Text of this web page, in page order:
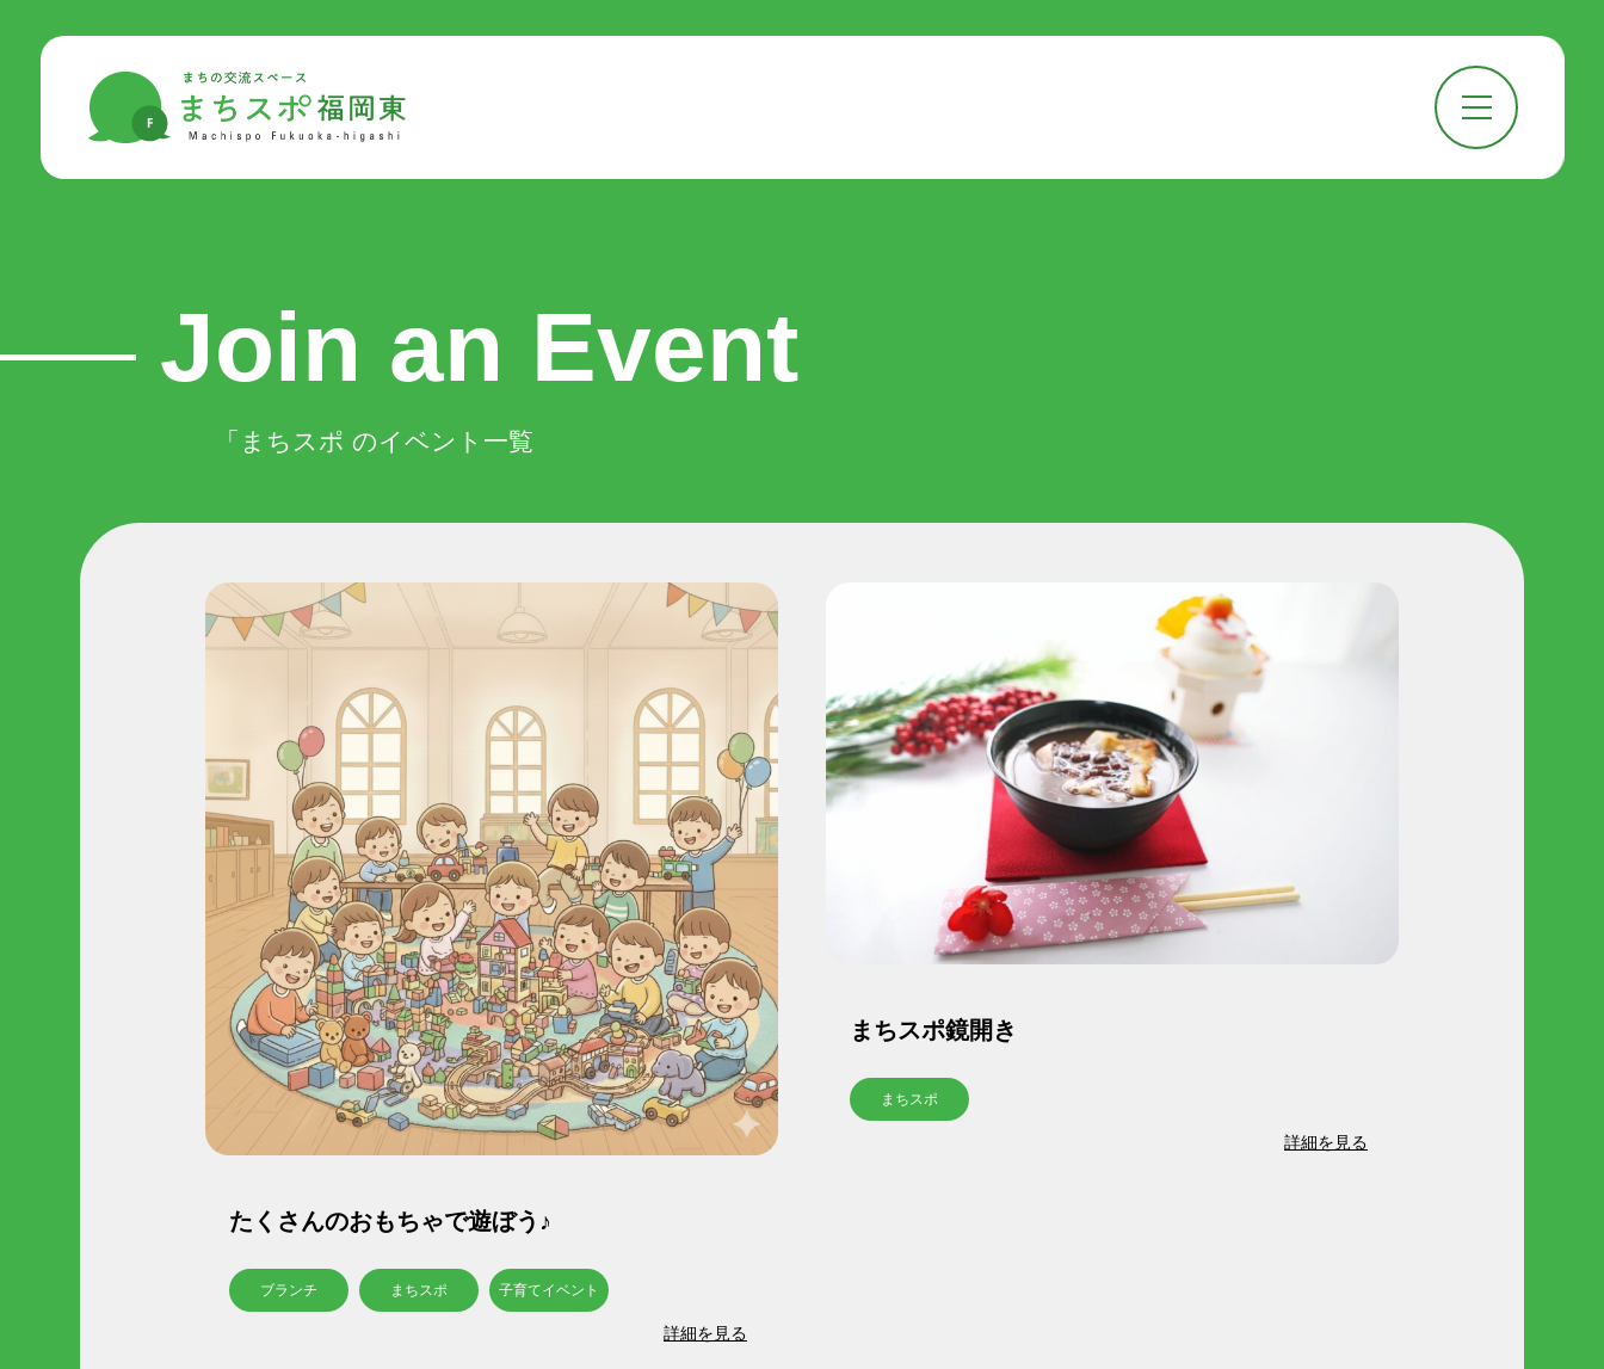
● まちスポでできること
-イベントに参加する
-悩みを相談する
情報収集ができる
-支援を受ける
運営団体アタラボ
-アタラボとは
-アタラボからのお知らせ
●寄附・ボランティア
Join Us
-賛助会員で応援する
-一般寄付で応援する
-ボランティアで応援する
●お問い合わせ
Join an Event
「まちスポ のイベント一覧
たくさんのおもちゃで遊ぼう♪
ブランチ まちスポ 子育てイベント
詳細を見る
まちスポ鏡開き
まちスポ
詳細を見る